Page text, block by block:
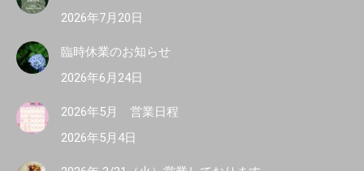
2026年7月20日
臨時休業のお知らせ
2026年6月24日
2026年5月 営業日程
2026年5月4日